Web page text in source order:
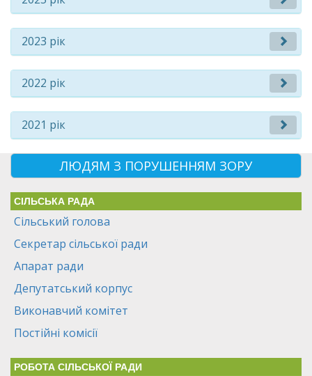
2023 рік
2022 рік
2021 рік
ЛЮДЯМ З ПОРУШЕННЯМ ЗОРУ
СІЛЬСЬКА РАДА
Сільський голова
Секретар сільської ради
Апарат ради
Депутатський корпус
Виконавчий комітет
Постійні комісії
РОБОТА СІЛЬСЬКОЇ РАДИ